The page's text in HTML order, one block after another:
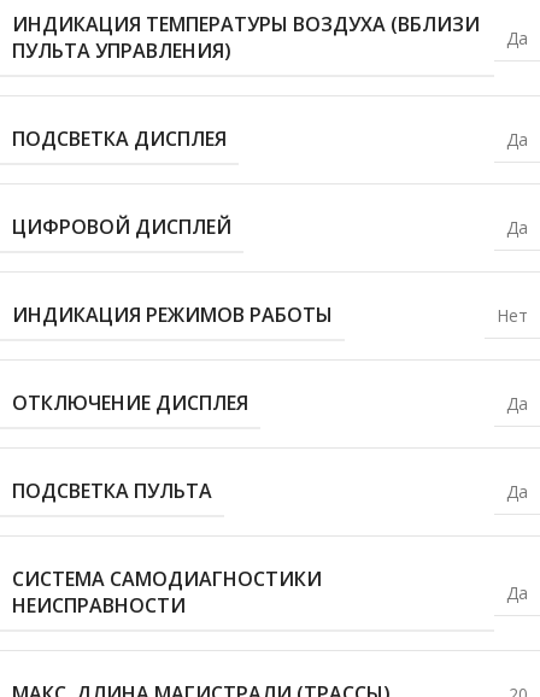
ИНДИКАЦИЯ ТЕМПЕРАТУРЫ ВОЗДУХА (ВБЛИЗИ
ПУЛЬТА УПРАВЛЕНИЯ)
Да
ПОДСВЕТКА ДИСПЛЕЯ Да
ЦИФРОВОЙ ДИСПЛЕЙ Да
ИНДИКАЦИЯ РЕЖИМОВ РАБОТЫ Нет
ОТКЛЮЧЕНИЕ ДИСПЛЕЯ Да
ПОДСВЕТКА ПУЛЬТА Да
СИСТЕМА САМОДИАГНОСТИКИ
НЕИСПРАВНОСТИ
Да